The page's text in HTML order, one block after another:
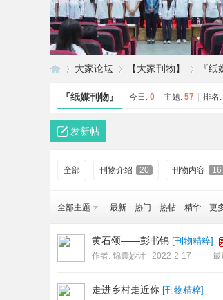
大»
大家论坛 【大家刊物】 『纸
『纸媒刊物』 今日: 0 主题: 57 排名:
发新帖
全部 刊物介绍 20 刊物内容 16
全部主题 最新 热门 热帖 精华 更
黄石颂——彭书锦 [刊物精粹]
作者: 锦囊妙计 2022-2-17 最
走进乡村走近你 [刊物精粹]